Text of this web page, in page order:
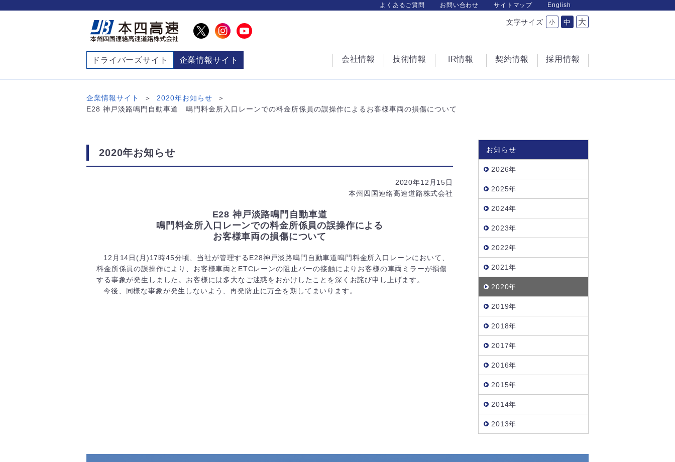
よくあるご質問 お問い合わせ サイトマップ English
ドライバーズサイト 企業情報サイト
文字サイズ 小 中 大
会社情報 技術情報 IR情報 契約情報 採用情報
企業情報サイト
2020年お知らせ
E28 神戸淡路鳴門自動車道 鳴門料金所入口レーンでの料金所係員の誤操作によるお客様車両の損傷について
2020年お知らせ
2020年12月15日
本州四国連絡高速道路株式会社
E28 神戸淡路鳴門自動車道
鳴門料金所入口レーンでの料金所係員の誤操作による
お客様車両の損傷について
12月14日(月)17時45分頃、当社が管理するE28神戸淡路鳴門自動車道鳴門料金所入口レーンにおいて、
料金所係員の誤操作により、お客様車両とETCレーンの阻止バーの接触によりお客様の車両ミラーが損傷
する事象が発生しました。お客様には多大なご迷惑をおかけしたことを深くお詫び申し上げます。
今後、同様な事象が発生しないよう、再発防止に万全を期してまいります。
お知らせ
2026年
2025年
2024年
2023年
2022年
2021年
2020年
2019年
2018年
2017年
2016年
2015年
2014年
2013年